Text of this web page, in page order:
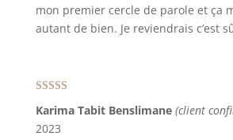
mon premier cercle de parole et ça
autant de bien. Je reviendrais c’est
Karima Tabit Benslimane (client
2023